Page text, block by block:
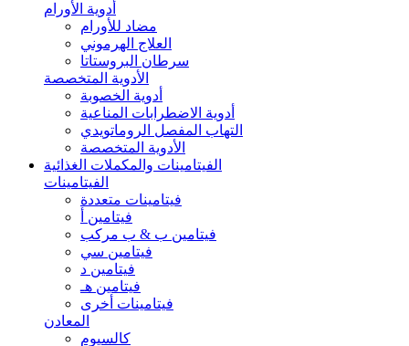
أدوية الأورام
مضاد للأورام
العلاج الهرموني
سرطان البروستاتا
الأدوية المتخصصة
أدوية الخصوبة
أدوية الاضطرابات المناعية
التهاب المفصل الروماتويدي
الأدوية المتخصصة
الفيتامينات والمكملات الغذائية
الفيتامينات
فيتامينات متعددة
فيتامين أ
فيتامين ب & ب مركب
فيتامين سي
فيتامين د
فيتامين هـ
فيتامينات أخرى
المعادن
كالسيوم